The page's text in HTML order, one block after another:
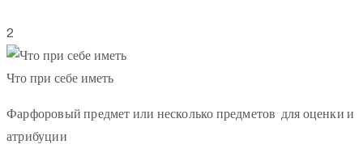
2
Что при себе иметь
Фарфоровый предмет или несколько предметов для оценки и
атрибуции